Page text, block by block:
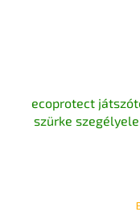
ecoprotect
szürke